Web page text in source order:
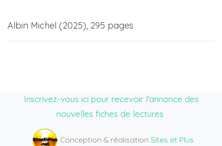
Albin Michel (2025), 295 pages
Inscrivez-vous ici pour recevoir l'annonce des
nouvelles fiches de lectures
Conception & réalisation Sites et Plus